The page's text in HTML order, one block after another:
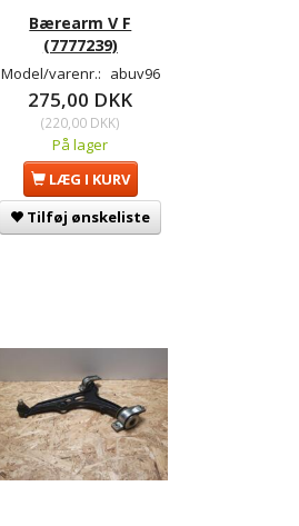
Bærearm V F
(7777239)
Model/varenr.: abuv96
275,00 DKK
(220,00 DKK)
På lager
LÆG I KURV
Tilføj ønskeliste